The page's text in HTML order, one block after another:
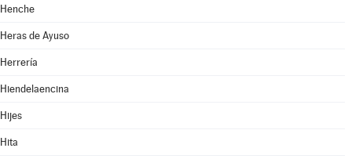
Henche
Heras de Ayuso
Herrería
Hiendelaencina
Hijes
Hita